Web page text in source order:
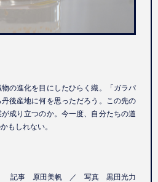
の進化を目にしたひらく織。「ガラパ
後産地に何を思っただろう。この先の
成り立つのか。今一度、自分たちの道
もしれない。
記事 原田美帆 ／ 写真 黒田光力